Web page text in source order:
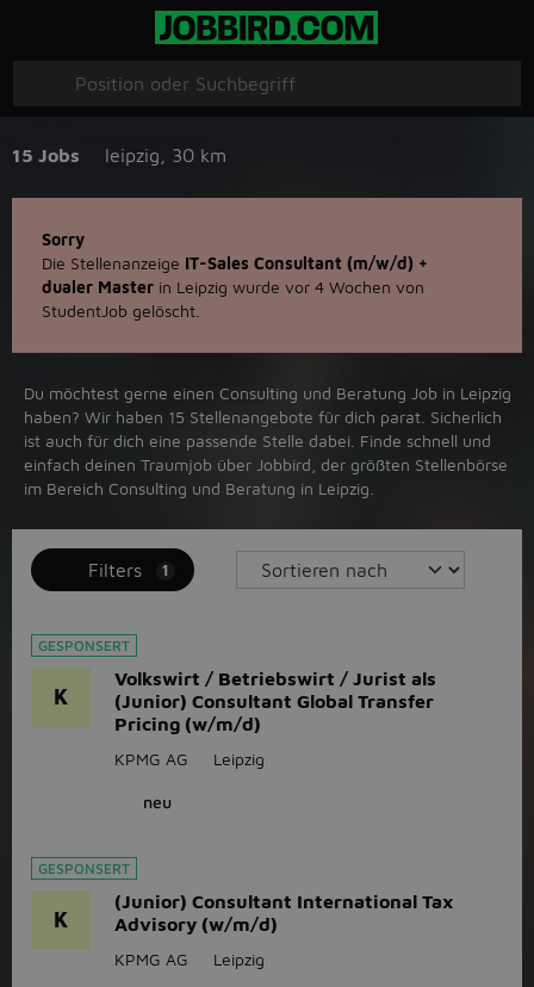
15 Jobs leipzig 30 km
Sorry
Die Stellenanzeige IT-Sales Consultant (m/w/d) +
dualer Master in Leipzig wurde vor 4 Wochen von
StudentJob gelöscht.
Du möchtest gerne einen Consulting und Beratung Job in ‪Leipzig‬
haben? Wir haben ‪15‬ Stellenangebote für dich parat. Sicherlich
ist auch für dich eine passende Stelle dabei. Finde schnell und
einfach deinen Traumjob über ‪Jobbird‬, der größten Stellenbörse
im Bereich Consulting und Beratung in ‪Leipzig‬.
Filters 1
GESPONSERT
K
Volkswirt / Betriebswirt / Jurist als
(Junior) Consultant Global Transfer
Pricing (w/m/d)
KPMG AG Leipzig
neu
GESPONSERT
K
(Junior) Consultant International Tax
Advisory (w/m/d)
KPMG AG Leipzig